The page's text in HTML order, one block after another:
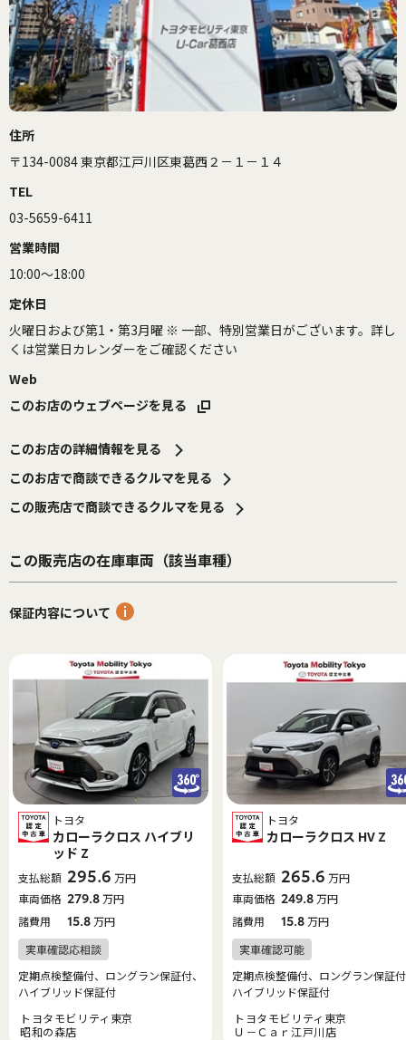
住所
〒134-0084 東京都江戸川区東葛西２－１－１４
TEL
03-5659-6411
営業時間
10:00～18:00
定休日
火曜日および第1・第3月曜 ※ 一部、特別営業日がございます。詳し
くは営業日カレンダーをご確認ください
Web
このお店のウェブページを見る
このお店の詳細情報を見る
このお店で商談できるクルマを見る
この販売店で商談できるクルマを見る
この販売店の在庫車両（該当車種）
保証内容について
トヨタ
カローラクロス ハイブリ
ッド Z
支払総額 295.6 万円
車両価格 279.8万円
諸費用
15.8万円
定期点検整備付、ロングラン保証付、
ハイブリッド保証付
トヨタモビリティ東京
昭和の森店
トヨタ
カローラクロス HV Z
支払総額 265.6 万円
車両価格 249.8万円
諸費用
15.8万円
定期点検整備付、ロングラン保証
ハイブリッド保証付
トヨタモビリティ東京
Ｕ－Ｃａｒ江戸川店